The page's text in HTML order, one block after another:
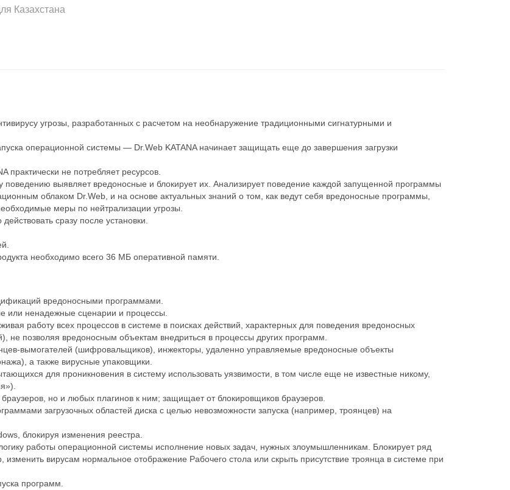
Казахстана
угрозы, разработанных с расчетом на необнаружение традиционными сигнатурными и
операционной системы — Dr.Web KATANA начинает защищать еще до завершения загрузки
практически не потребляет ресурсов.
поведению выявляет вредоносные и блокирует их. Анализирует поведение каждой запущенной программы
облаком Dr.Web, и на основе актуальных знаний о том, как ведут себя вредоносные программы,
меры по нейтрализации угрозы.
сразу после установки.
необходимо всего 36 МБ оперативной памяти.
вредоносными программами.
или ненадежные сценарии и процессы.
работу всех процессов в системе в поисках действий, характерных для поведения вредоносных
не позволяя вредоносным объектам внедриться в процессы других программ.
вымогателей (шифровальщиков), инжекторы, удаленно управляемые вредоносные объекты
а также вирусные упаковщики.
для проникновения в систему использовать уязвимости, в том числе еще не известные никому,
но и любых плагинов к ним; защищает от блокировщиков браузеров.
загрузочных областей диска с целью невозможности запуска (например, троянцев) на
блокируя изменения реестра.
работы операционной системы исполнение новых задач, нужных злоумышленникам. Блокирует ряд
вирусам нормальное отображение Рабочего стола или скрыть присутствие троянца в системе при
программ.